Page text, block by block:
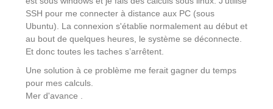
SSH pour me connecter à distance aux PC (sous
Ubuntu). La connexion s'établie normalement au début et
au bout de quelques heures, le système se déconnecte.
Et donc toutes les taches s’arrêtent.
Une solution à ce problème me ferait gagner du temps
pour mes calculs.
Mer d'avance .